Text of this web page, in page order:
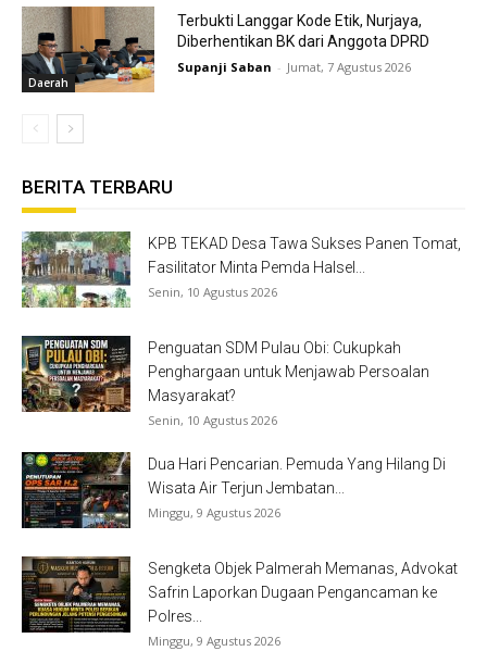
Daerah
Terbukti Langgar Kode Etik, Nurjaya,
Diberhentikan BK dari Anggota DPRD
Supanji Saban - Jumat, 7 Agustus 2026
BERITA TERBARU
KPB TEKAD Desa Tawa Sukses Panen Tomat,
Fasilitator Minta Pemda Halsel...
Senin, 10 Agustus 2026
Penguatan SDM Pulau Obi: Cukupkah
Penghargaan untuk Menjawab Persoalan
Masyarakat?
Senin, 10 Agustus 2026
Dua Hari Pencarian. Pemuda Yang Hilang Di
Wisata Air Terjun Jembatan...
Minggu, 9 Agustus 2026
Sengketa Objek Palmerah Memanas, Advokat
Safrin Laporkan Dugaan Pengancaman ke
Polres...
Minggu, 9 Agustus 2026